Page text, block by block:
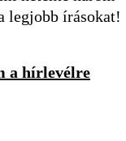
legjobb írásokat!
a hírlevélre